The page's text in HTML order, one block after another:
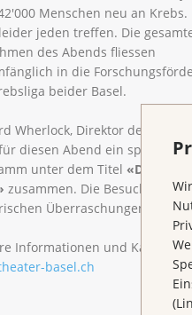
Menschen neu an Krebs.
jeden treffen. Die
des Abends fliessen
in die
beider Basel.
Wherlock, Direktor des Ballett
diesen Abend ein spezielles
unter dem Titel «Dancing
zusammen. Die Besucher
Überraschungen und
Informationen und
basel.ch